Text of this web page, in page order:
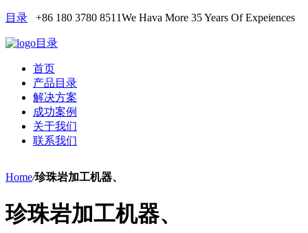
目录 +86 180 3780 8511We Hava More 35 Years Of Expeiences
目录
首页
产品目录
解决方案
成功案例
关于我们
联系我们
Home/珍珠岩加工机器、
珍珠岩加工机器、